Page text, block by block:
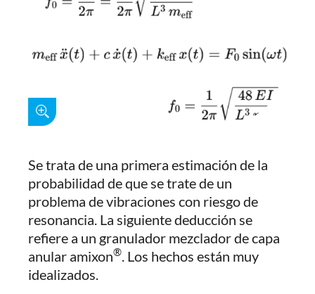
Se trata de una primera estimación de la
probabilidad de que se trate de un
problema de vibraciones con riesgo de
resonancia. La siguiente deducción se
refiere a un granulador mezclador de capa
anular amixon®. Los hechos están muy
idealizados.